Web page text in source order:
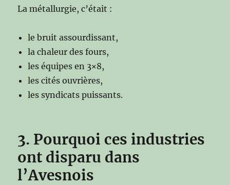
La métallurgie, c’était :
le bruit assourdissant,
la chaleur des fours,
les équipes en 3×8,
les cités ouvrières,
les syndicats puissants.
3. Pourquoi ces industries
ont disparu dans
l’Avesnois